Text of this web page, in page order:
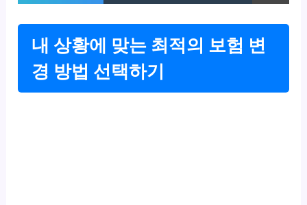
내 상황에 맞는 최적의 보험 변
경 방법 선택하기